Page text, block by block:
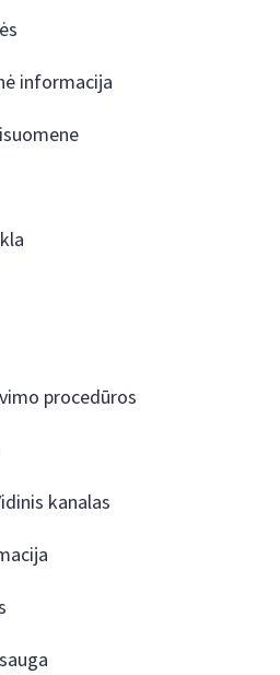
informacija
procedūros
kanalas